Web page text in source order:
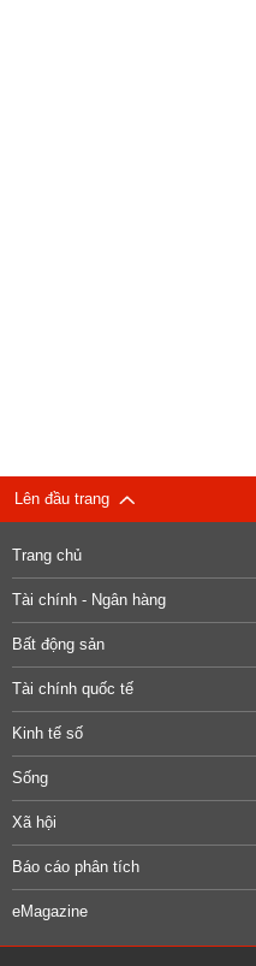
Lên đầu trang
Trang chủ
Tài chính - Ngân hàng
Bất động sản
Tài chính quốc tế
Kinh tế số
Sống
Xã hội
Báo cáo phân tích
eMagazine